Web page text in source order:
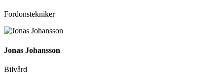
Fordonstekniker
Jonas Johansson
Bilvård